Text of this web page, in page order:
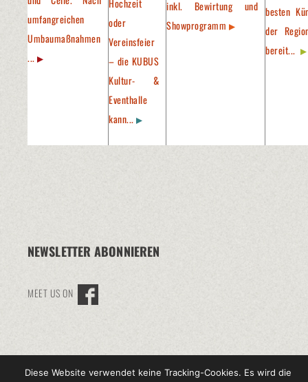
umfangreichen
Umbaumaßnahmen
...
Hochzeit
oder
Vereinsfeier
– die KUBUS
Kultur- &
Eventhalle
kann...
inkl. Bewirtung und
Showprogramm
besten
der
bereit...
NEWSLETTER ABONNIEREN
MEET US ON
© 2016 KUBE-EVENTS.DE
Diese Website verwendet keine Tracking-Cookies. Es wird die